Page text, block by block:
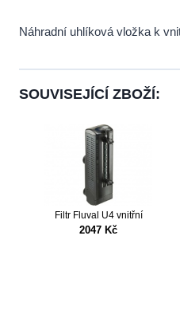
Náhradní uhlíková vložka k
SOUVISEJÍCÍ ZBOŽÍ:
Filtr Fluval U4 vnitřní
2047 Kč